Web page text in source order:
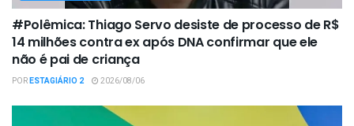
#Polêmica: Thiago Servo desiste de processo de R$
14 milhões contra ex após DNA confirmar que ele
não é pai de criança
PORESTAGIÁRIO 2 2026/08/06